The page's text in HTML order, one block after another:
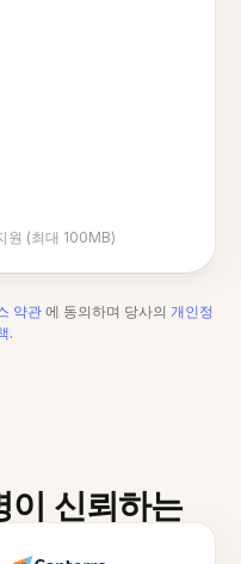
원 (최대 100MB)
약관에 동의하며 당사의 개인정
.
이 신뢰하는